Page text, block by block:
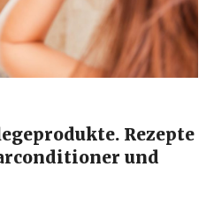
Rezepte
und